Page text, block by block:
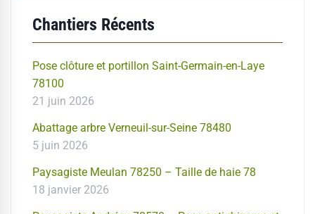
Chantiers Récents
Pose clôture et portillon Saint-Germain-en-Laye
78100
21 juin 2026
Abattage arbre Verneuil-sur-Seine 78480
5 juin 2026
Paysagiste Meulan 78250 – Taille de haie 78
18 janvier 2026